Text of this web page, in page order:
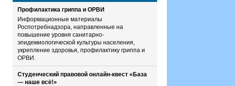
Профилактика гриппа и ОРВИ
Информационные материалы
Роспотребнадзора, направленные на
повышение уровня санитарно-
эпидемиологической культуры населения,
укрепление здоровья, профилактику гриппа и
ОРВИ.
Студенческий правовой онлайн-квест «База
— наше всё!»